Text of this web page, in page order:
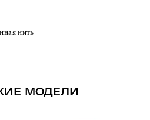
нить
МОДЕЛИ